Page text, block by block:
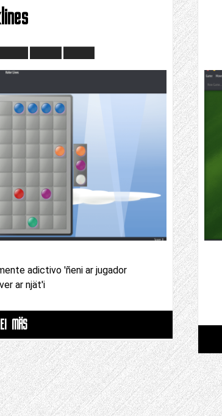
adictivo 'ñeni ar jugador
ar njät'i
MÄS